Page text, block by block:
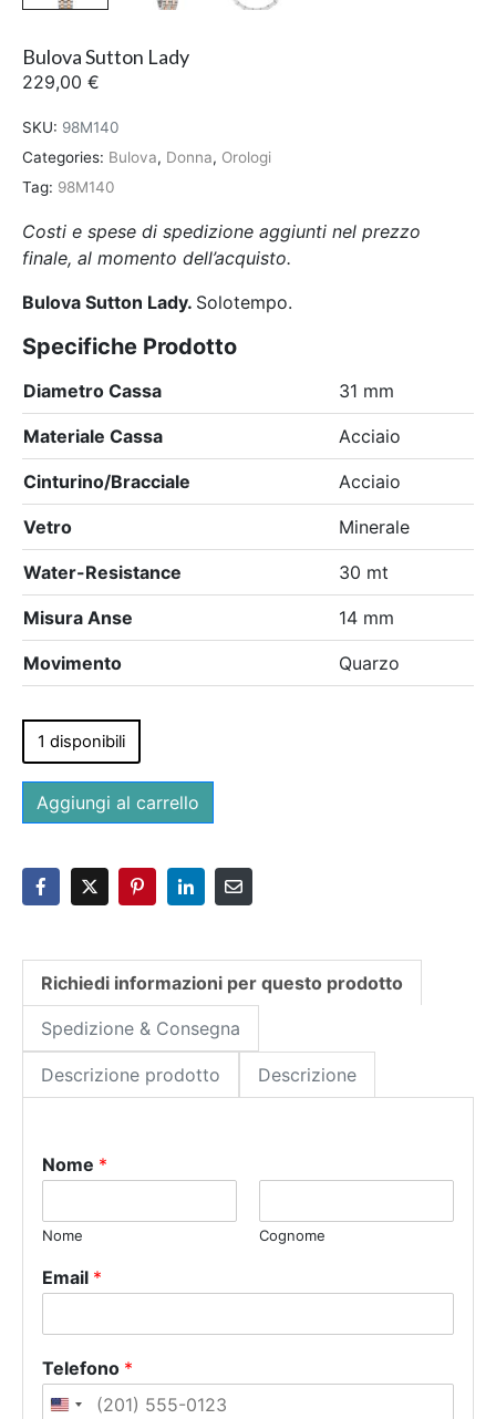
Bulova Sutton Lady
229,00 €
SKU: 98M140
Categories: Bulova, Donna, Orologi
Tag: 98M140
Costi e spese di spedizione aggiunti nel prezzo
finale, al momento dell’acquisto.
Bulova Sutton Lady. Solotempo.
Specifiche Prodotto
Diametro Cassa 31 mm
Materiale Cassa Acciaio
Cinturino/Bracciale Acciaio
Vetro Minerale
Water-Resistance 30 mt
Misura Anse 14 mm
Movimento Quarzo
1 disponibili
Aggiungi al carrello
Richiedi informazioni per questo prodotto
Spedizione & Consegna
Descrizione prodotto Descrizione
Nome *
Nome Cognome
Email *
Telefono *
U